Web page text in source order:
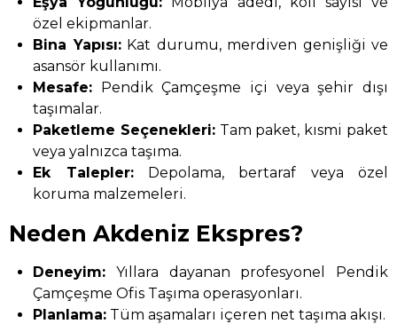
özel ekipmanlar.
Bina Yapısı:Kat durumu, merdiven genişliği ve
asansör kullanımı.
Mesafe: Pendik Çamçeşme içi veya şehir dışı
taşımalar.
Paketleme Seçenekleri:Tam paket, kısmi paket
veya yalnızca taşıma.
Ek Talepler:Depolama, bertaraf veya özel
koruma malzemeleri.
Neden Akdeniz Ekspres?
Deneyim: Yıllara dayanan profesyonel Pendik
Çamçeşme Ofis Taşıma operasyonları.
Planlama: Tüm aşamaları içeren net taşıma akışı.